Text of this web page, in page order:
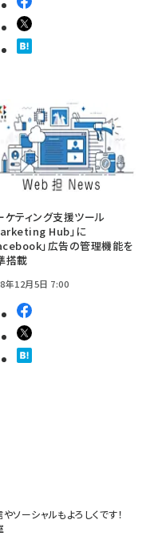
ケティング支援ツール
Hub」に
」広告の管理機能を
搭載
年12月5日 7:00
ーシャルもよろしくです！